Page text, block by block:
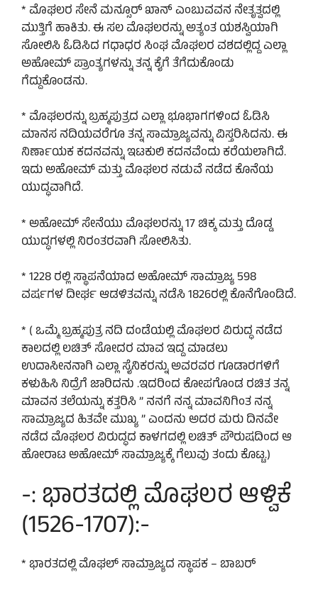
* ಮೊಘಲರ ಸೇನೆ ಮನ್ಸೂರ್ ಖಾನ್ ಎಂಬುವವನ ನೇತೃತ್ವದಲ್ಲಿ
ಮುತ್ತಿಗೆ ಹಾಕಿತು. ಈ ಸಲ ಮೊಘಲರನ್ನು ಅತ್ಯಂತ ಯಶಸ್ವಿಯಾಗಿ
ಸೋಲಿಸಿ ಓಡಿಸಿದ ಗಧಾಧರ ಸಿಂಘ ಮೊಘಲರ ವಶದಲ್ಲಿದ್ದ ಎಲ್ಲಾ
ಅಹೋಮ್ ಪ್ರಾಂತ್ಯಗಳನ್ನು ತನ್ನ ಕೈಗೆ ತೆಗೆದುಕೊಂಡು
ಗೆದ್ದುಕೊಂಡನು.
* ಮೊಘಲರನ್ನು ಬ್ರಹ್ಮಪುತ್ರದ ಎಲ್ಲಾ ಭೂಭಾಗಗಳಿಂದ ಓಡಿಸಿ
ಮಾನಸ ನದಿಯವರೆಗೂ ತನ್ನ ಸಾಮ್ರಾಜ್ಯವನ್ನು ವಿಸ್ತರಿಸಿದನು. ಈ
ನಿರ್ಣಾಯಕ ಕದನವನ್ನು ಇಟಕುಲಿ ಕದನವೆಂದು ಕರೆಯಲಾಗಿದೆ.
ಇದು ಅಹೋಮ್ ಮತ್ತು ಮೊಘಲರ ನಡುವೆ ನಡೆದ ಕೊನೆಯ
ಯುದ್ಧವಾಗಿದೆ.
* ಅಹೋಮ್ ಸೇನೆಯು ಮೊಘಲರನ್ನು 17 ಚಿಕ್ಕ ಮತ್ತು ದೊಡ್ಡ
ಯುದ್ಧಗಳಲ್ಲಿ ನಿರಂತರವಾಗಿ ಸೋಲಿಸಿತು.
* 1228 ರಲ್ಲಿ ಸ್ಥಾಪನೆಯಾದ ಅಹೋಮ್ ಸಾಮ್ರಾಜ್ಯ 598
ವರ್ಷಗಳ ದೀರ್ಘ ಆಡಳಿತವನ್ನು ನಡೆಸಿ 1826ರಲ್ಲಿ ಕೊನೆಗೊಂಡಿದೆ.
* ( ಒಮ್ಮೆ ಬ್ರಹ್ಮಪುತ್ರ ನದಿ ದಂಡೆಯಲ್ಲಿ ಮೊಘಲರ ವಿರುದ್ಧ ನಡೆದ
ಕಾಲದಲ್ಲಿ ಲಚಿತ್ ಸೋದರ ಮಾವ ಇದ್ದ ಮಾಡಲು
ಉದಾಸೀನನಾಗಿ ಎಲ್ಲಾ ಸೈನಿಕರನ್ನು ಅವರವರ ಗೂಡಾರಗಳಿಗೆ
ಕಳುಹಿಸಿ ನಿದ್ರೆಗೆ ಜಾರಿದನು .ಇದರಿಂದ ಕೋಪಗೊಂಡ ರಚಿತ ತನ್ನ
ಮಾವನ ತಲೆಯನ್ನು ಕತ್ತರಿಸಿ ” ನನಗೆ ನನ್ನ ಮಾವನಿಗಿಂತ ನನ್ನ
ಸಾಮ್ರಾಜ್ಯದ ಹಿತವೇ ಮುಖ್ಯ ” ಎಂದನು ಅದರ ಮರು ದಿನವೇ
ನಡೆದ ಮೊಘಲರ ವಿರುದ್ಧದ ಕಾಳಗದಲ್ಲಿ ಲಚಿತ್ ಪೌರುಷದಿಂದ ಆ
ಹೋರಾಟ ಅಹೋಮ್ ಸಾಮ್ರಾಜ್ಯಕ್ಕೆ ಗೆಲುವು ತಂದು ಕೊಟ್ಟ.)
-: ಭಾರತದಲ್ಲಿ ಮೊಘಲರ ಆಳ್ವಿಕೆ
(1526-1707):-
* ಭಾರತದಲ್ಲಿ ಮೊಘಲ್ ಸಾಮ್ರಾಜ್ಯದ ಸ್ಥಾಪಕ – ಬಾಬರ್